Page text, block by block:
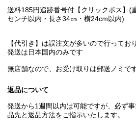
送料185円追跡番号付【クリックポス】(
センチ以内・長さ34㎝・横24cm以内)
【代引き】は誤注文が多いので行ってお
発送は日本国内のみです
無店舗なので、お受け取りは郵送ノミです
返品について
発送から1週間以内は可能ですが、必ず
品先と返品方法をご指示いたします。